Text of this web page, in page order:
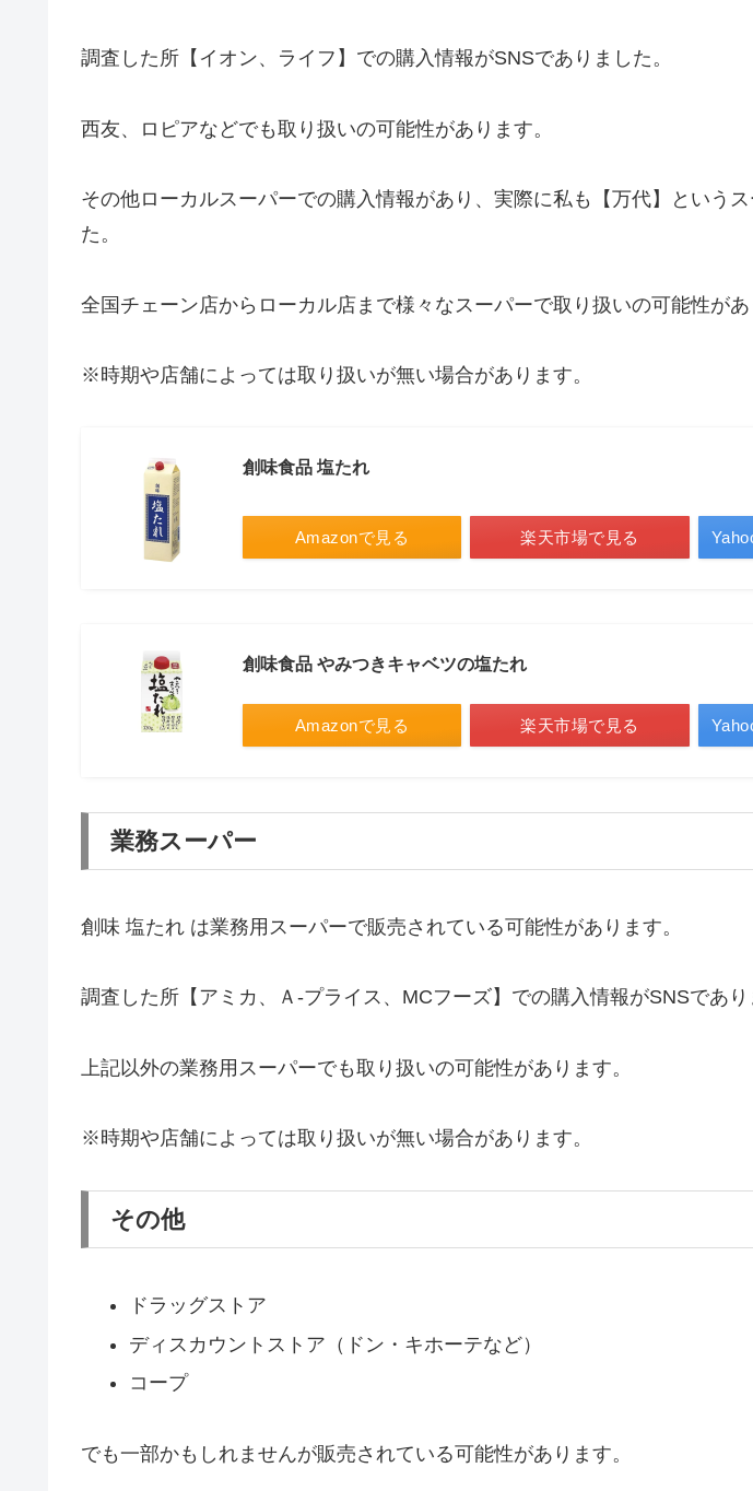
調査した所【イオン、ライフ】での購入情報がSNSでありました。
西友、ロピアなどでも取り扱いの可能性があります。
その他ローカルスーパーでの購入情報があり、実際に私も【万代】という
た。
全国チェーン店からローカル店まで様々なスーパーで取り扱いの可能性があ
※時期や店舗によっては取り扱いが無い場合があります。
創味食品 塩たれ
Amazonで見る 楽天市場で見る
創味食品 やみつきキャベツの塩たれ
Amazonで見る 楽天市場で見る
業務スーパー
創味 塩たれ は業務用スーパーで販売されている可能性があります。
調査した所【アミカ、Ａ-プライス、MCフーズ】での購入情報がSNSであり
上記以外の業務用スーパーでも取り扱いの可能性があります。
※時期や店舗によっては取り扱いが無い場合があります。
その他
ドラッグストア
ディスカウントストア（ドン・キホーテなど）
コープ
でも一部かもしれませんが販売されている可能性があります。